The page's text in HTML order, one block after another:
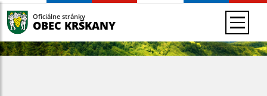
Oficiálne stránky
OBEC KRŠKANY